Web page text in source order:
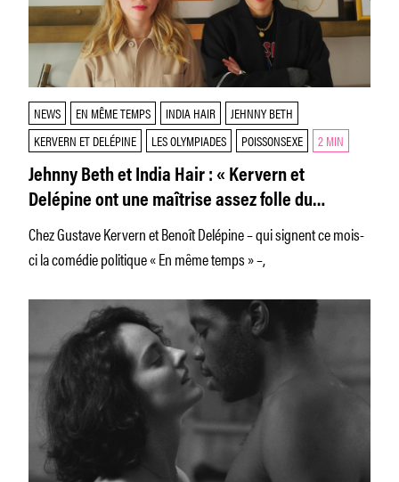
NEWS EN MÊME TEMPS INDIA HAIR
JEHNNY BETH
KERVERN ET DELÉPINE
LES OLYMPIADES POISSONSEXE 2 MIN
Jehnny Beth et India Hair : « Kervern et
Delépine ont une maîtrise assez folle du
féminisme »
Chez Gustave Kervern et Benoît Delépine – qui signent ce mois-
ci la comédie politique « En même temps » –,